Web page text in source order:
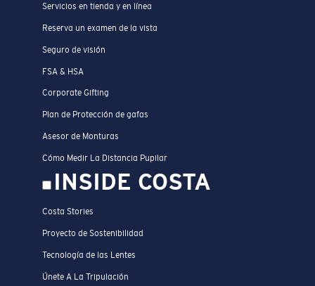
Servicios en tienda y en línea
Reserva un examen de la vista
Seguro de visión
FSA & HSA
Corporate Gifting
Plan de Protección de gafas
Asesor de Monturas
Cómo Medir La Distancia Pupilar
INSIDE COSTA
Costa Stories
Proyecto de Sostenibilidad
Tecnología de las Lentes
Únete A La Tripulación